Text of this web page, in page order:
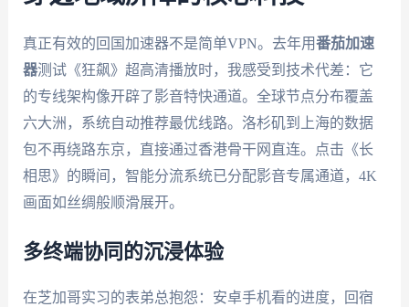
真正有效的回国加速器不是简单VPN。去年用番茄加速
器测试《狂飙》超高清播放时，我感受到技术代差：它
的专线架构像开辟了影音特快通道。全球节点分布覆盖
六大洲，系统自动推荐最优线路。洛杉矶到上海的数据
包不再绕路东京，直接通过香港骨干网直连。点击《长
相思》的瞬间，智能分流系统已分配影音专属通道，4K
画面如丝绸般顺滑展开。
多终端协同的沉浸体验
在芝加哥实习的表弟总抱怨：安卓手机看的进度，回宿